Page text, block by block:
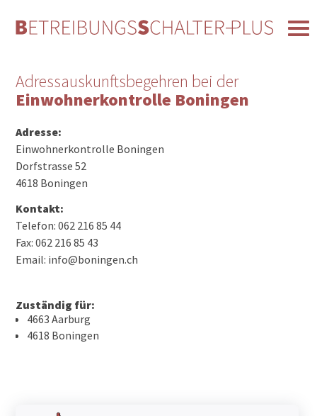
Adressauskunftsbegehren bei der
Einwohnerkontrolle Boningen
Adresse:
Einwohnerkontrolle Boningen
Dorfstrasse 52
4618 Boningen
Kontakt:
Telefon: 062 216 85 44
Fax: 062 216 85 43
Email: info@boningen.ch
Zuständig für:
4663 Aarburg
4618 Boningen